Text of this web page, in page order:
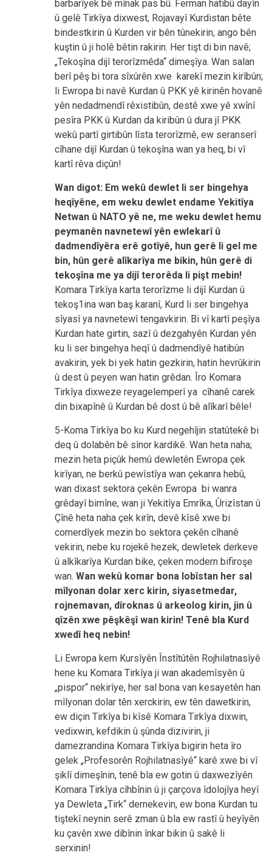
barbarîyek bê mînak pas bû. Ferman hatibû dayîn
û gelê Tirkîya dixwest, Rojavayî Kurdistan bête
bindestkirin û Kurden vir bên tûnekirin, ango bên
kuştin û ji holê bêtin rakirin. Her tişt di bin navê;
„Tekoşîna dijî terorîzmêda“ dimeşîya. Wan salan
berî pêş bi tora sîxûrên xwe karekî mezin kirîbûn;
li Ewropa bi navê Kurdan û PKK yê kirinên hovanê
yên nedadmendî rêxistibûn, destê xwe yê xwînî
pesîra PKK û Kurdan da kiribûn û dura jî PKK
wekû partî girtibûn lîsta terorîzmê, ew seranserî
cîhane dijî Kurdan û tekoşîna wan ya heq, bi vî
kartî rêva diçûn!
Wan digot: Em wekû dewlet li ser bingehya
heqîyêne, em weku dewlet endame Yekitîya
Netwan û NATO yê ne, me weku dewlet hemu
peymanên navnetewî yên ewlekarî û
dadmendîyêra erê gotîyê, hun gerê li gel me
bin, hûn gerê alîkarîya me bikin, hûn gerê di
tekoşîna me ya dijî terorêda li pişt mebin!
Komara Tirkîya karta terorîzme li dijî Kurdan û
tekoş1ina wan baş karanî, Kurd li ser bingehya
sîyasî ya navnetewî tengavkirin. Bi vî kartî peşîya
Kurdan hate girtin, sazî û dezgahyên Kurdan yên
ku li ser bingehya heqî û dadmendîyê hatibûn
avakirin, yek bi yek hatin gezkirin, hatin hevrûkirin
û dest û peyen wan hatin grêdan. Îro Komara
Tirkîya dixweze reyagelemperî ya cîhanê carek
din bixapînê û Kurdan bê dost û bê alîkarî bêle!
5-Koma Tirkîya bo ku Kurd negehîjin statûtekê bi
deq û dolabên bê sînor kardikê. Wan heta naha;
mezin heta piçûk hemû dewletên Ewropa çek
kirîyan, ne berkû pewîstîya wan çekanra hebû,
wan dixast sektora çekên Ewropa bi wanra
grêdayî bimîne, wan ji Yekitîya Emrîka, Ûrizîstan û
Çînê heta naha çek kirîn, devê kîsê xwe bi
comerdîyek mezin bo sektora çekên cîhanê
vekirin, nebe ku rojekê hezek, dewletek derkeve
û alkîkarîya Kurdan bike, çeken modern bifiroşe
wan. Wan wekû komar bona lobîstan her sal
mîlyonan dolar xerc kirin, siyasetmedar,
rojnemavan, dîroknas û arkeolog kirin, jin û
qîzên xwe pêşkêşî wan kirin! Tenê bla Kurd
xwedî heq nebin!
Li Ewropa kem Kursîyên Înstîtûtên Rojhilatnasîyê
hene ku Komara Tirkîya ji wan akademîsyên û
„pispor“ nekirîye, her sal bona van kesayetên han
mîlyonan dolar tên xerckirin, ew tên dawetkirin,
ew diçin Tirkîya bi kîsê Komara Tirkîya dixwin,
vedixwin, kefdikin û şûnda dizivirin, ji
damezrandina Komara Tirkîya bigirin heta îro
gelek „Profesorên Rojhilatnasîyê“ karê xwe bi vî
şiklî dimeşînin, tenê bla ew gotin û daxwezîyên
Komara Tirkîya cîhbînin û ji çarçova îdolojîya heyî
ya Dewleta „Tirk“ dernekevin, ew bona Kurdan tu
tiştekî neynin serê zman û bla ew rastî û heyîyên
ku çavên xwe dibînin înkar bikin û sakê li
serxinin!